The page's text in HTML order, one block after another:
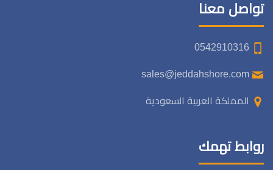
تواصل معنا
المملكة العربية السعودية
روابط تهمك